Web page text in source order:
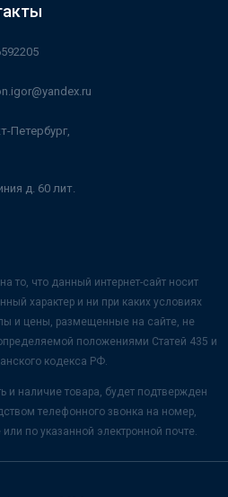
Петербург,
д. 60 лит.
то, что данный интернет-сайт носит
характер и ни при каких условиях
и цены, размещенные на сайте, не
положениями Статей 435 и
кодекса РФ.
и наличие товара, будет подтвержден
телефонного звонка на номер,
по указанной электронной почте.